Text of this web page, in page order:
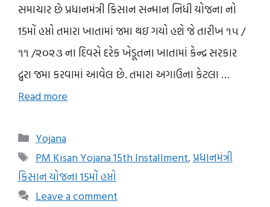
સમાચાર છે પ્રધાનમંત્રી કિસાન સન્માન નિધી યોજના નો
15મોં હપ્તો તમારા ખાતામાં જમા થઇ ગયો હશે જે તારીખ ૧૫ /
૧૧ /૨૦૨૩ ના દિવસે દરેક ખેડૂતના ખાતામાં કેન્દ્ર સરકાર
દ્વરા જમા કરવામાં આવેલ છે. તમારા અગાઉના કેટલા …
Read more
Categories
Yojana
Tags
PM Kisan Yojana 15th Installment,પ્રધાનમંત્રી
કિસાન યોજના 15મોં હપ્તો
Leave a comment